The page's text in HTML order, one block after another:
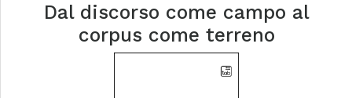
Dal discorso come campo al
corpus come terreno